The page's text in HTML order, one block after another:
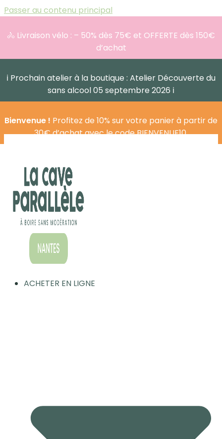
Passer au contenu principal
🚴 Livraison vélo : – 50% dès 75€ et OFFERTE dès 150€
d’achat
ℹ️ Prochain atelier à la boutique : Atelier Découverte du
sans alcool 05 septembre 2026 ℹ️
Bienvenue ! Profitez de 10% sur votre panier à partir de
30€ d’achat avec le code BIENVENUE10.
ACHETER EN LIGNE